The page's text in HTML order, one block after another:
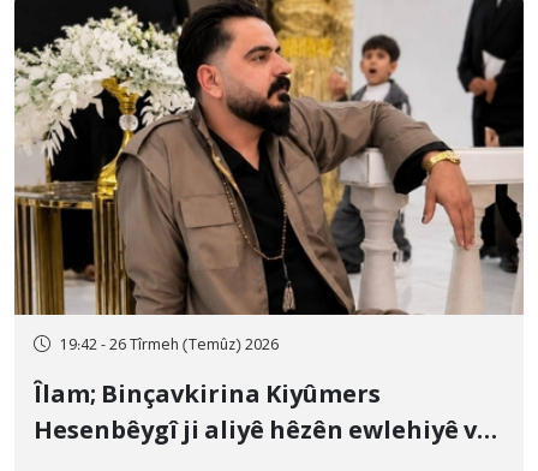
19:42 - 26 Tîrmeh (Temûz) 2026
Îlam; Binçavkirina Kiyûmers
Hesenbêygî ji aliyê hêzên ewlehiyê ve